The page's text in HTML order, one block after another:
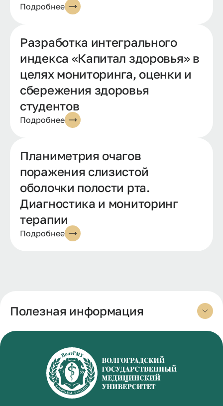
Подробнее
Разработка интегрального
индекса «Капитал здоровья» в
целях мониторинга, оценки и
сбережения здоровья
студентов
Подробнее
Планиметрия очагов
поражения слизистой
оболочки полости рта.
Диагностика и мониторинг
терапии
Подробнее
Полезная информация